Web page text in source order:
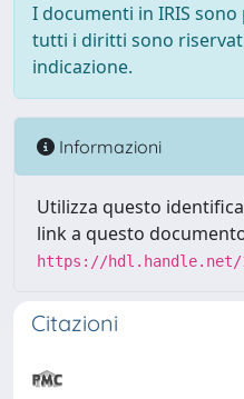
I documenti in IRIS
tutti i diritti sono
indicazione.
Informazioni
Utilizza questo
link a questo
https://hdl.handle.net/
Citazioni